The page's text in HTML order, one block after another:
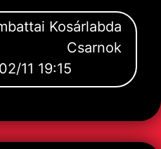
Kosárlabda
Csarnok
11 19:15